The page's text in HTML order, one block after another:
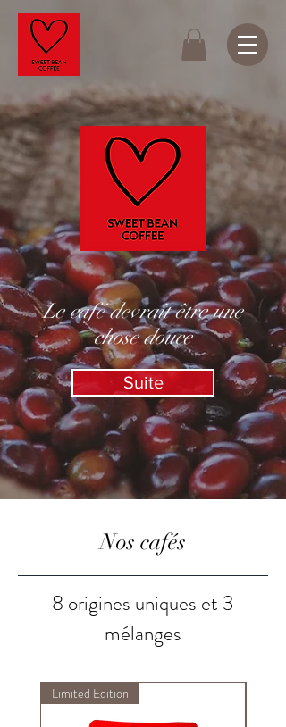
Le café devrait être une
chose douce
Suite
Nos cafés
8 origines uniques et 3
mélanges
Limited Edition